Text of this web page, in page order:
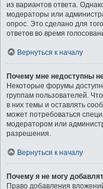
из вариантов ответа.
модераторы или
опрос. Это сделано для
ответов во время
Вернуться к началу
Почему мне недоступны
Некоторые форумы
группам пользователей.
в них темы и оставлять
может потребоваться
модератором или
разрешения.
Вернуться к началу
Почему я не могу
Право добавления